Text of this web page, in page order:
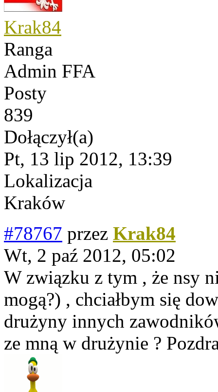
Krak84
Ranga
Admin FFA
Posty
839
Dołączył(a)
Pt, 13 lip 2012, 13:39
Lokalizacja
Kraków
#78767 przez Krak84
Wt, 2 paź 2012, 05:02
W związku z tym , że nsy
mogą?) , chciałbym się
drużyny innych
ze mną w drużynie ?